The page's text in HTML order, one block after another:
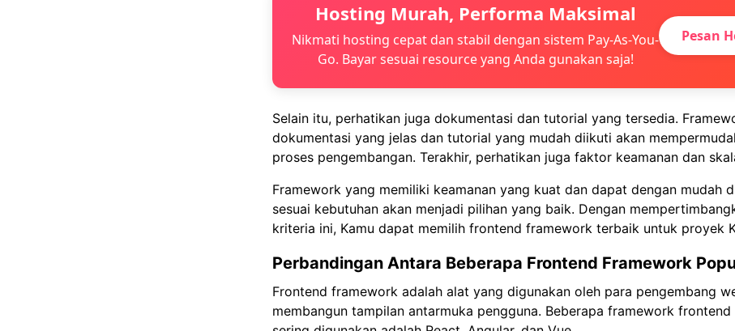
Hosting Murah, Performa Maksimal
Nikmati hosting cepat dan stabil dengan sistem Pay-As-You-
Go. Bayar sesuai resource yang Anda gunakan saja!
Pesan
Selain itu, perhatikan juga dokumentasi dan tutorial yang tersedia.
dokumentasi yang jelas dan tutorial yang mudah diikuti akan
proses pengembangan. Terakhir, perhatikan juga faktor keamanan dan
Framework yang memiliki keamanan yang kuat dan dapat dengan mudah
sesuai kebutuhan akan menjadi pilihan yang baik. Dengan
kriteria ini, Kamu dapat memilih frontend framework terbaik untuk proyek
Perbandingan Antara Beberapa Frontend Framework
Frontend framework adalah alat yang digunakan oleh para pengembang
membangun tampilan antarmuka pengguna. Beberapa framework